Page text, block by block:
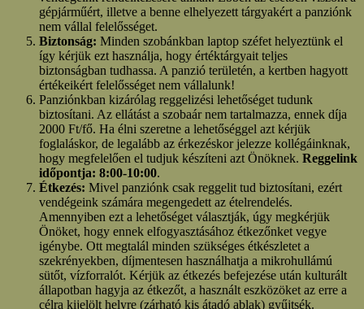
gépjárműért, illetve a benne elhelyezett tárgyakért a panziónk
nem vállal felelősséget.
Biztonság: Minden szobánkban laptop széfet helyeztünk el
így kérjük ezt használja, hogy értéktárgyait teljes
biztonságban tudhassa. A panzió területén, a kertben hagyott
értékeikért felelősséget nem vállalunk!
Panziónkban kizárólag reggelizési lehetőséget tudunk
biztosítani. Az ellátást a szobaár nem tartalmazza, ennek díja
2000 Ft/fő. Ha élni szeretne a lehetőséggel azt kérjük
foglaláskor, de legalább az érkezéskor jelezze kollégáinknak,
hogy megfelelően el tudjuk készíteni azt Önöknek. Reggelink
időpontja: 8:00-10:00.
Étkezés: Mivel panziónk csak reggelit tud biztosítani, ezért
vendégeink számára megengedett az ételrendelés.
Amennyiben ezt a lehetőséget választják, úgy megkérjük
Önöket, hogy ennek elfogyasztásához étkezőnket vegye
igénybe. Ott megtalál minden szükséges étkészletet a
szekrényekben, díjmentesen használhatja a mikrohullámú
sütőt, vízforralót. Kérjük az étkezés befejezése után kulturált
állapotban hagyja az étkezőt, a használt eszközöket az erre a
célra kijelölt helyre (zárható kis átadó ablak) gyűjtsék.